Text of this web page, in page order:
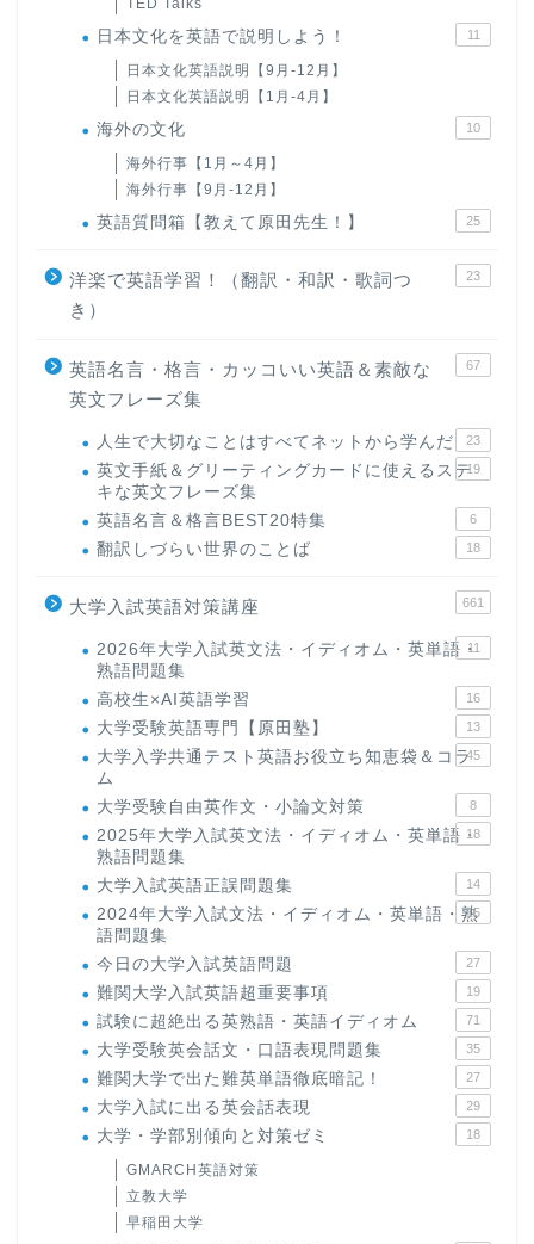
日本文化を英語で説明しよう！ 11
日本文化英語説明【9月-12月】
日本文化英語説明【1月-4月】
海外の文化 10
海外行事【1月～4月】
海外行事【9月-12月】
英語質問箱【教えて原田先生！】 25
洋楽で英語学習！（翻訳・和訳・歌詞つ
き）
23
英語名言・格言・カッコいい英語＆素敵な
英文フレーズ集
67
人生で大切なことはすべてネットから学んだ 23
英文手紙＆グリーティングカードに使えるステ
キな英文フレーズ集
19
英語名言＆格言BEST20特集 6
翻訳しづらい世界のことば 18
大学入試英語対策講座 661
2026年大学入試英文法・イディオム・英単語・
熟語問題集
11
高校生×AI英語学習 16
大学受験英語専門【原田塾】 13
大学入学共通テスト英語お役立ち知恵袋＆コラ
ム
45
大学受験自由英作文・小論文対策 8
2025年大学入試英文法・イディオム・英単語・
熟語問題集
18
大学入試英語正誤問題集 14
2024年大学入試文法・イディオム・英単語・熟
語問題集
15
今日の大学入試英語問題 27
難関大学入試英語超重要事項 19
試験に超絶出る英熟語・英語イディオム 71
大学受験英会話文・口語表現問題集 35
難関大学で出た難英単語徹底暗記！ 27
大学入試に出る英会話表現 29
大学・学部別傾向と対策ゼミ 18
GMARCH英語対策
立教大学
早稲田大学